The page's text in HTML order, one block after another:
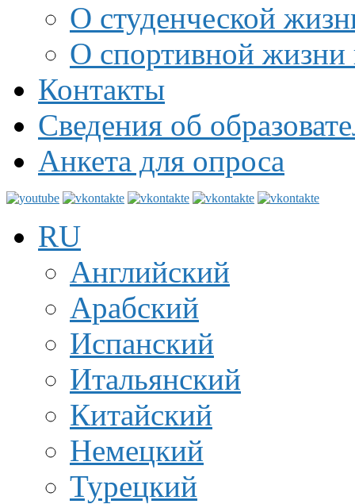
О студенческой
О спортивной жизни
Контакты
Сведения об
Анкета для опроса
RU
Английский
Арабский
Испанский
Итальянский
Китайский
Немецкий
Турецкий